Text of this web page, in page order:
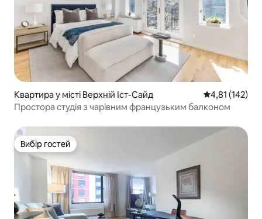
Квартира у місті Верхній Іст-Сайд Середня
4,81 (142)
Простора студія з чарівним французьким балконом
Вибір гостей
Вибір гостей